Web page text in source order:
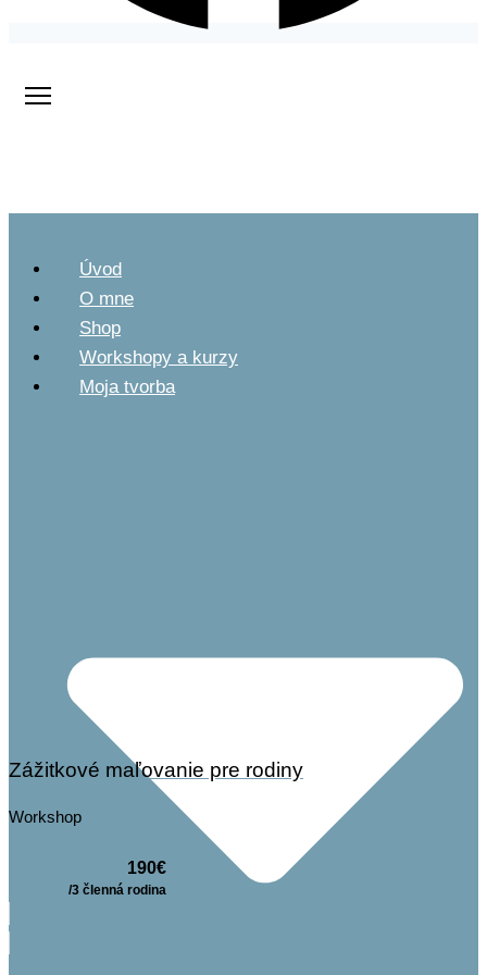
Úvod
O mne
Shop
Workshopy a kurzy
Moja tvorba
Zážitkové maľovanie pre rodiny
Workshop
190€
/3 členná rodina